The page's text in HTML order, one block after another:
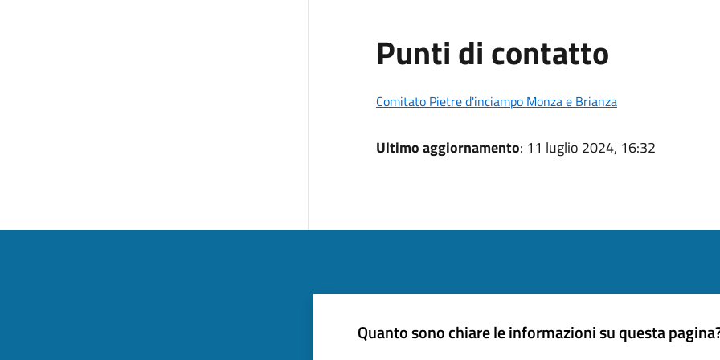
Punti di contatto
Comitato Pietre d'inciampo Monza e Brianza
Ultimo aggiornamento: 11 luglio 2024, 16:32
Quanto sono chiare le informazioni su questa